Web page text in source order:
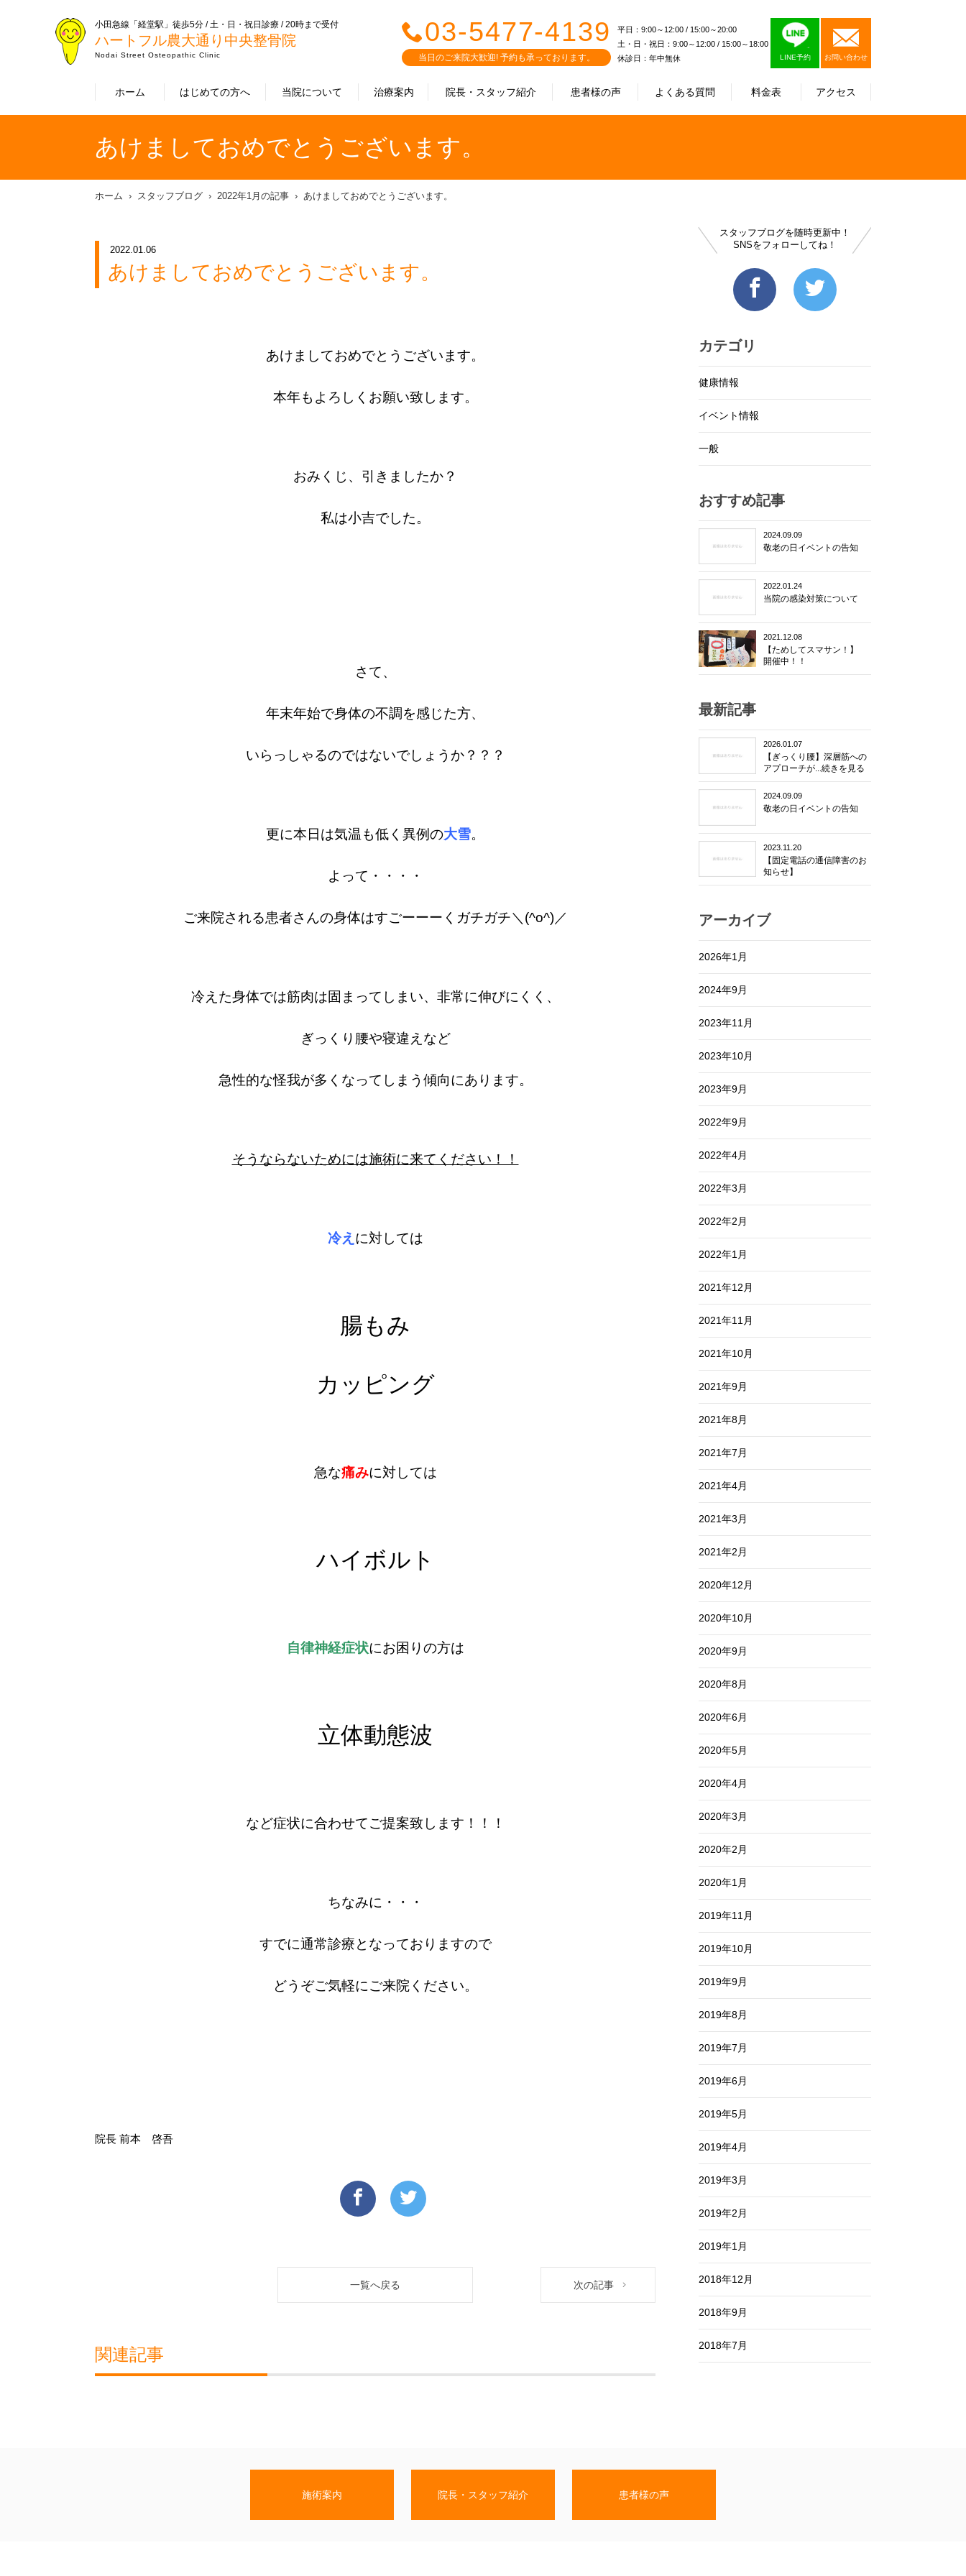
小田急線「経堂駅」徒歩5分 / 土・日・祝日診療 / 20時まで受付
ハートフル農大通り中央整骨院
Nodai Street Osteopathic Clinic
ホーム はじめての方へ 当院について 治療案内 院長・スタッフ紹介 患者様の声 よくある質問 料金表 アクセス
03-5477-4139
当日のご来院大歓迎! 予約も承っております。
平日：9:00～12:00 / 15:00～20:00
土・日・祝日：9:00～12:00 / 15:00～18:00
休診日：年中無休
LINE予約 お問い合わせ
あけましておめでとうございます。
ホーム スタッフブログ 2022年1月の記事 あけましておめでとうございます。
2022.01.06
あけましておめでとうございます。
あけましておめでとうございます。
本年もよろしくお願い致します。
おみくじ、引きましたか？
私は小吉でした。
さて、
年末年始で身体の不調を感じた方、
いらっしゃるのではないでしょうか？？？
更に本日は気温も低く異例の大雪。
よって・・・・
ご来院される患者さんの身体はすごーーーくガチガチ＼(^o^)／
冷えた身体では筋肉は固まってしまい、非常に伸びにくく、
ぎっくり腰や寝違えなど
急性的な怪我が多くなってしまう傾向にあります。
そうならないためには施術に来てください！！
冷え に対しては
腸もみ
カッピング
急な痛みに対しては
ハイボルト
自律神経症状にお困りの方は
立体動態波
など症状に合わせてご提案致します！！！
ちなみに・・・
すでに通常診療となっておりますので
どうぞご気軽にご来院ください。
院長 前本 啓吾
次の記事
一覧へ戻る
関連記事
スタッフブログを随時更新中！
SNSをフォローしてね！
カテゴリ
健康情報
イベント情報
一般
おすすめ記事
2024.09.09
敬老の日イベントの告知
2022.01.24
当院の感染対策について
2021.12.08
【ためしてスマサン！】
開催中！！
最新記事
2026.01.07
【ぎっくり腰】深層筋への
アプローチが...続きを見る
2024.09.09
敬老の日イベントの告知
2023.11.20
【固定電話の通信障害のお
知らせ】
アーカイブ
2026年1月
2024年9月
2023年11月
2023年10月
2023年9月
2022年9月
2022年4月
2022年3月
2022年2月
2022年1月
2021年12月
2021年11月
2021年10月
2021年9月
2021年8月
2021年7月
2021年4月
2021年3月
2021年2月
2020年12月
2020年10月
2020年9月
2020年8月
2020年6月
2020年5月
2020年4月
2020年3月
2020年2月
2020年1月
2019年11月
2019年10月
2019年9月
2019年8月
2019年7月
2019年6月
2019年5月
2019年4月
2019年3月
2019年2月
2019年1月
2018年12月
2018年9月
2018年7月
施術案内 院長・スタッフ紹介 患者様の声